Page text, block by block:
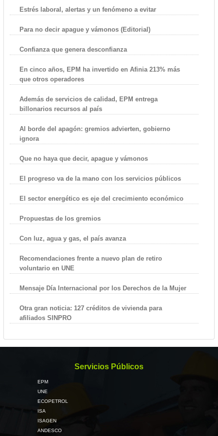
Estrés laboral, alertas y un fenómeno a evitar
Para no decir apague y vámonos (Editorial)
Confianza que genera desconfianza
En cinco años, EPM ha invertido en Afinia 213% más
que otros operadores
Además de servicios de calidad, EPM entrega
billonarios recursos al país
Al borde del apagón: gremios advierten, gobierno
ignora
Que no haya que decir, apague y vámonos
El progreso va de la mano con los servicios públicos
El sector energético es eje del crecimiento económico
Propuestas de los gremios
Con luz, agua y gas, el país avanza
Recomendaciones frente a nuevo plan de retiro
voluntario en UNE
Mensaje Día Internacional por los Derechos de la Mujer
Otra gran noticia: 127 créditos de vivienda para
afiliados SINPRO
Servicios Públicos
EPM
UNE
ECOPETROL
ISA
ISAGEN
ANDESCO